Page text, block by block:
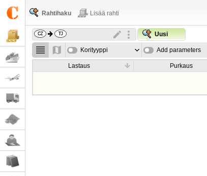
Rahtihaku Lisää rahti
Uusi
Korityyppi Add parameters
Lastaus Purkaus